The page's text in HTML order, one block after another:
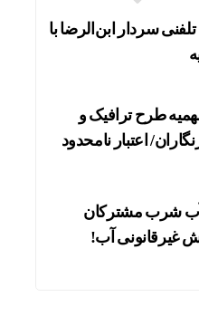
سردار ابن‌الرضا با
طرح ترافیک و
اعتبار نامحدود
آب شرب مشترکان
غیرقانونی آب!